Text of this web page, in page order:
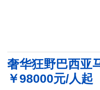
奢华狂野巴西亚
￥98000元/人起